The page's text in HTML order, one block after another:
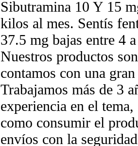
Sibutramina 10 Y 15
kilos al mes. Sentís
37.5 mg bajas entre 4
Nuestros productos
contamos con una
Trabajamos más de 3
experiencia en el
como consumir el
envíos con la